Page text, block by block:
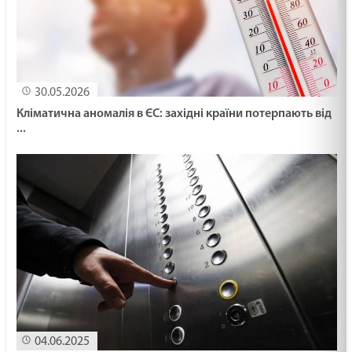
30.05.2026
Кліматична аномалія в ЄС: західні країни потерпають від
...
04.06.2025